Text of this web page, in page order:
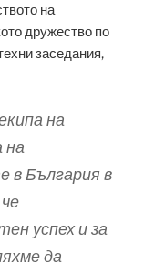
на
дружество по
заседания,
на
на
в България в
успех и за
да